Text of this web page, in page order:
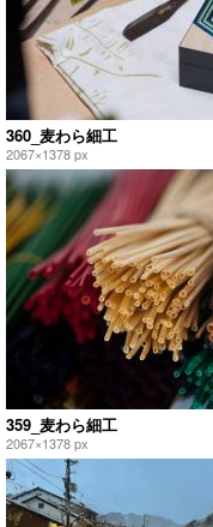
360_麦わら細工
2067×1378 px
359_麦わら細工
2067×1378 px